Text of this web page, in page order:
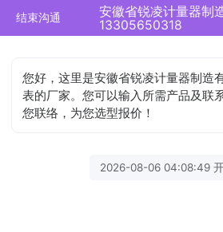
结束沟通
13305650318
您好，这里是安徽省锐凌计量器制造
表的厂家。您可以输入所需产品及联
您联络，为您选型报价！
2026-08-06 04:08:49